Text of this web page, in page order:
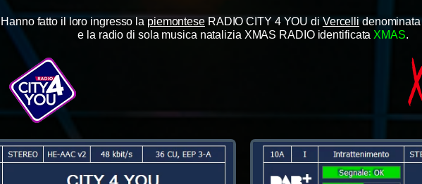
Hanno fatto il loro ingressolapiemonteseRADIO CITY 4 YOU di Vercellidenominata
e la radio di sola musica natalizia XMAS RADIO identificata XMAS.